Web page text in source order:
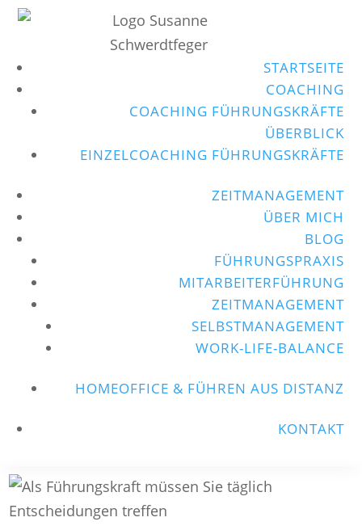
STARTSEITE
COACHING
COACHING FÜHRUNGSKRÄFTE
ÜBERBLICK
EINZELCOACHING FÜHRUNGSKRÄFTE
ZEITMANAGEMENT
ÜBER MICH
BLOG
FÜHRUNGSPRAXIS
MITARBEITERFÜHRUNG
ZEITMANAGEMENT
SELBSTMANAGEMENT
WORK-LIFE-BALANCE
HOMEOFFICE & FÜHREN AUS DISTANZ
KONTAKT